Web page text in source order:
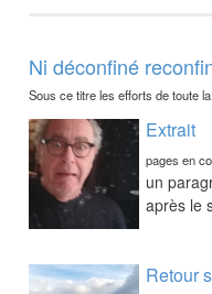
Ni déconfiné
Sous ce titre les efforts de toute
Extrait
pages en
un
après le
Retour